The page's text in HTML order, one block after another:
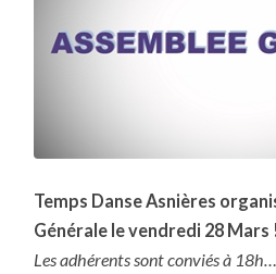
Temps Danse Asnières
Générale le vendredi 28 Mars !
Les adhérents sont conviés à 18h…